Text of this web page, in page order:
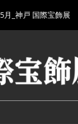
5月_神戸 国際宝飾展